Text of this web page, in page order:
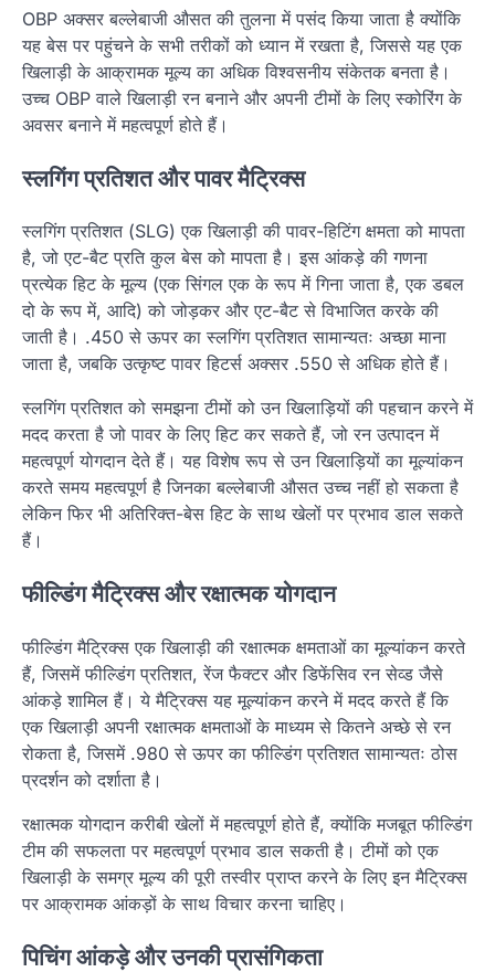
OBP अक्सर बल्लेबाजी औसत की तुलना में पसंद किया जाता है क्योंकि
यह बेस पर पहुंचने के सभी तरीकों को ध्यान में रखता है, जिससे यह एक
खिलाड़ी के आक्रामक मूल्य का अधिक विश्वसनीय संकेतक बनता है।
उच्च OBP वाले खिलाड़ी रन बनाने और अपनी टीमों के लिए स्कोरिंग के
अवसर बनाने में महत्वपूर्ण होते हैं।
स्लगिंग प्रतिशत और पावर मैट्रिक्स
स्लगिंग प्रतिशत (SLG) एक खिलाड़ी की पावर-हिटिंग क्षमता को मापता
है, जो एट-बैट प्रति कुल बेस को मापता है। इस आंकड़े की गणना
प्रत्येक हिट के मूल्य (एक सिंगल एक के रूप में गिना जाता है, एक डबल
दो के रूप में, आदि) को जोड़कर और एट-बैट से विभाजित करके की
जाती है। .450 से ऊपर का स्लगिंग प्रतिशत सामान्यतः अच्छा माना
जाता है, जबकि उत्कृष्ट पावर हिटर्स अक्सर .550 से अधिक होते हैं।
स्लगिंग प्रतिशत को समझना टीमों को उन खिलाड़ियों की पहचान करने में
मदद करता है जो पावर के लिए हिट कर सकते हैं, जो रन उत्पादन में
महत्वपूर्ण योगदान देते हैं। यह विशेष रूप से उन खिलाड़ियों का मूल्यांकन
करते समय महत्वपूर्ण है जिनका बल्लेबाजी औसत उच्च नहीं हो सकता है
लेकिन फिर भी अतिरिक्त-बेस हिट के साथ खेलों पर प्रभाव डाल सकते
हैं।
फील्डिंग मैट्रिक्स और रक्षात्मक योगदान
फील्डिंग मैट्रिक्स एक खिलाड़ी की रक्षात्मक क्षमताओं का मूल्यांकन करते
हैं, जिसमें फील्डिंग प्रतिशत, रेंज फैक्टर और डिफेंसिव रन सेव्ड जैसे
आंकड़े शामिल हैं। ये मैट्रिक्स यह मूल्यांकन करने में मदद करते हैं कि
एक खिलाड़ी अपनी रक्षात्मक क्षमताओं के माध्यम से कितने अच्छे से रन
रोकता है, जिसमें .980 से ऊपर का फील्डिंग प्रतिशत सामान्यतः ठोस
प्रदर्शन को दर्शाता है।
रक्षात्मक योगदान करीबी खेलों में महत्वपूर्ण होते हैं, क्योंकि मजबूत फील्डिंग
टीम की सफलता पर महत्वपूर्ण प्रभाव डाल सकती है। टीमों को एक
खिलाड़ी के समग्र मूल्य की पूरी तस्वीर प्राप्त करने के लिए इन मैट्रिक्स
पर आक्रामक आंकड़ों के साथ विचार करना चाहिए।
पिचिंग आंकड़े और उनकी प्रासंगिकता